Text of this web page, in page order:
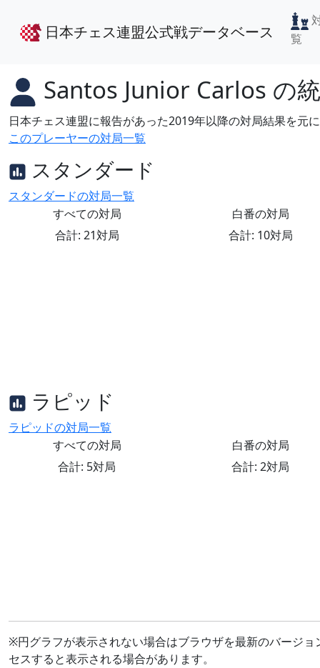
日本チェス連盟公式戦データベース
覧
Santos Junior Carlos の
日本チェス連盟に報告があった2019年以降の対局結果を元
このプレーヤーの対局一覧
スタンダード
スタンダードの対局一覧
すべての対局
合計: 21対局
白番の対局
合計: 10対局
ラピッド
ラピッドの対局一覧
すべての対局
合計: 5対局
白番の対局
合計: 2対局
※円グラフが表示されない場合はブラウザを最新のバージ
セスすると表示される場合があります。